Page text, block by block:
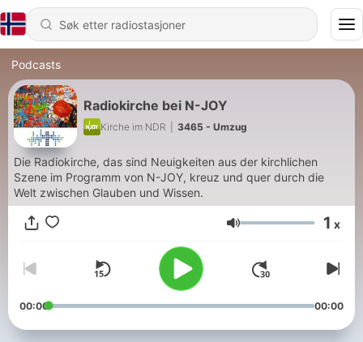
Podcasts
Radiokirche bei N-JOY
Kirche im NDR 3465 - Umzug
Die Radiokirche, das sind Neuigkeiten aus der kirchlichen
Szene im Programm von N-JOY, kreuz und quer durch die
Welt zwischen Glauben und Wissen.
Volum 1 x
00:00 00:00